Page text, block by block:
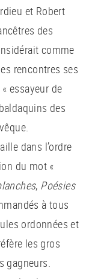
et Robert
des
comme
rencontres ses
essayeur de
des
dans l’ordre
du mot «
, Poésies
à tous
ordonnées et
les gros
gagneurs.